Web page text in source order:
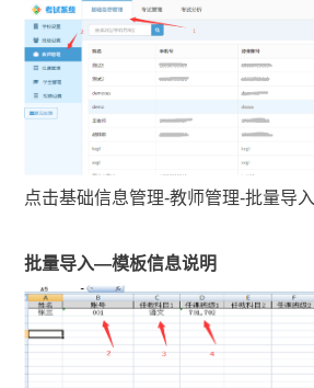
点击基础信息管理-教师管理-批量导入
批量导入—模板信息说明